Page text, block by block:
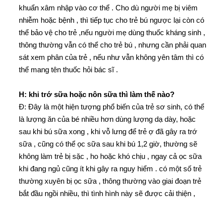
khuẩn xâm nhập vào cơ thể . Cho dù người mẹ bị viêm
nhiễm hoặc bệnh , thì tiếp tục cho trẻ bú ngược lại còn có
thể bảo vệ cho trẻ ,nếu người mẹ dùng thuốc kháng sinh ,
thông thường vẫn có thể cho trẻ bú , nhưng cần phải quan
sát xem phân của trẻ , nếu như vẫn không yên tâm thì có
thể mang tên thuốc hỏi bác sĩ .
H: khi trớ sữa hoặc nôn sữa thì làm thế nào?
Đ: Đây là một hiện tượng phổ biến của trẻ sơ sinh, có thể
là lượng ăn của bé nhiều hơn dùng lượng dạ dày, hoặc
sau khi bú sữa xong , khi vỗ lưng để trẻ ợ đã gây ra trớ
sữa , cũng có thể ọc sữa sau khi bú 1,2 giờ, thường sẽ
không làm trẻ bị sặc , ho hoặc khó chịu , ngay cả ọc sữa
khi đang ngủ cũng ít khi gây ra nguy hiểm . có một số trẻ
thường xuyên bị ọc sữa , thông thường vào giai đoạn trẻ
bắt đầu ngồi nhiều, thì tình hình này sẽ được cải thiện ,